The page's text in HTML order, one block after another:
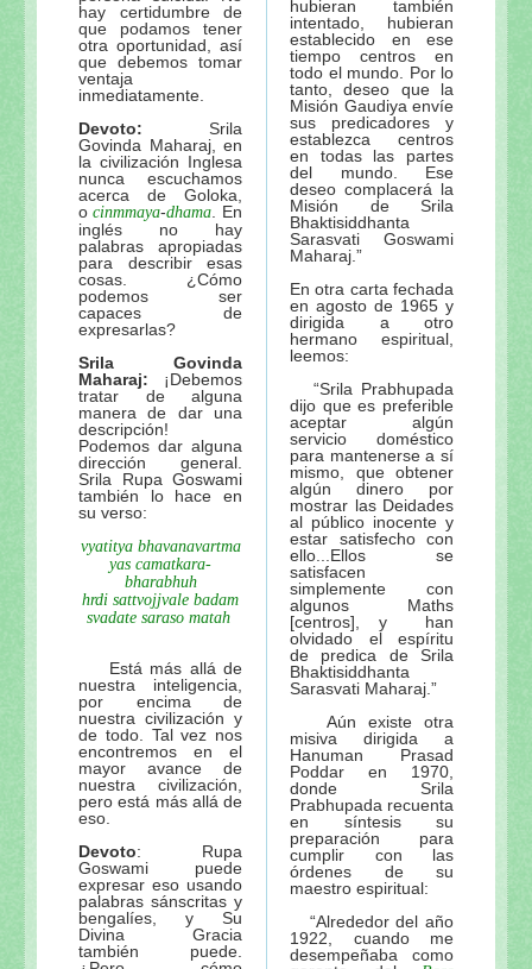
hay certidumbre de
que podamos tener
otra oportunidad, así
que debemos tomar
ventaja
inmediatamente.
Devoto: Srila
Govinda Maharaj, en
la civilización Inglesa
nunca escuchamos
acerca de Goloka,
o cinmmaya-dhama . En
inglés no hay
palabras apropiadas
para describir esas
cosas. ¿Cómo
podemos ser
capaces de
expresarlas?
Srila Govinda
Maharaj: ¡Debemos
tratar de alguna
manera de dar una
descripción!
Podemos dar alguna
dirección general.
Srila Rupa Goswami
también lo hace en
su verso:
vyatitya bhavanavartma
yas camatkara-
bharabhuh
hrdi sattvojjvale badam
svadate saraso matah
Está más allá de
nuestra inteligencia,
por encima de
nuestra civilización y
de todo. Tal vez nos
encontremos en el
mayor avance de
nuestra civilización,
pero está más allá de
eso.
Devoto: Rupa
Goswami puede
expresar eso usando
palabras sánscritas y
bengalíes, y Su
Divina Gracia
también puede.
hubieran también
intentado, hubieran
establecido en ese
tiempo centros en
todo el mundo. Por lo
tanto, deseo que la
Misión Gaudiya envíe
sus predicadores y
establezca centros
en todas las partes
del mundo. Ese
deseo complacerá la
Misión de Srila
Bhaktisiddhanta
Sarasvati Goswami
Maharaj.”
En otra carta fechada
en agosto de 1965 y
dirigida a otro
hermano espiritual,
leemos:
“Srila Prabhupada
dijo que es preferible
aceptar algún
servicio doméstico
para mantenerse a sí
mismo, que obtener
algún dinero por
mostrar las Deidades
al público inocente y
estar satisfecho con
ello...Ellos se
satisfacen
simplemente con
algunos Maths
[centros], y han
olvidado el espíritu
de predica de Srila
Bhaktisiddhanta
Sarasvati Maharaj.”
Aún existe otra
misiva dirigida a
Hanuman Prasad
Poddar en 1970,
donde Srila
Prabhupada recuenta
en síntesis su
preparación para
cumplir con las
órdenes de su
maestro espiritual:
“Alrededor del año
1922, cuando me
desempeñaba como